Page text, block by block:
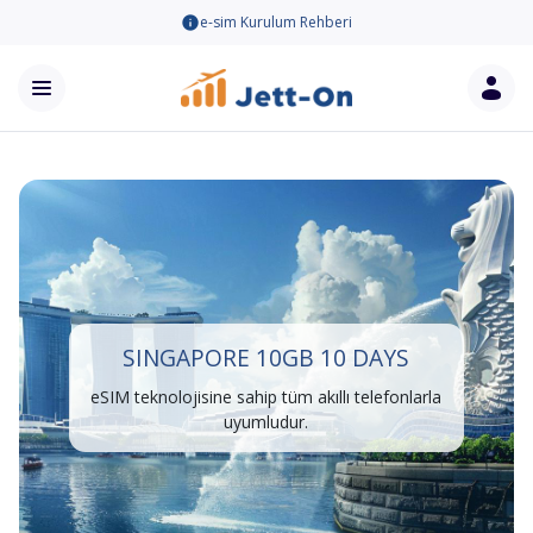
e-sim Kurulum Rehberi
SINGAPORE 10GB 10 DAYS
eSIM teknolojisine sahip tüm akıllı telefonlarla
uyumludur.